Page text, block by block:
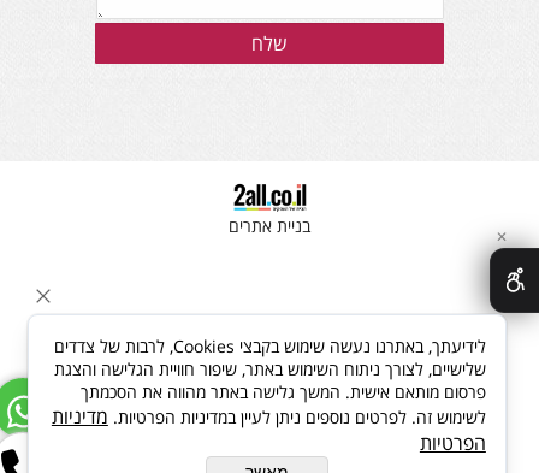
בניית אתרים ✕
לידיעתך, באתרנו נעשה שימוש בקבצי Cookies, לרבות של צדדים
שלישיים, לצורך ניתוח השימוש באתר, שיפור חוויית הגלישה והצגת
פרסום מותאם אישית. המשך גלישה באתר מהווה את הסכמתך
לשימוש זה. לפרטים נוספים ניתן לעיין במדיניות הפרטיות. מדיניות
הפרטיות